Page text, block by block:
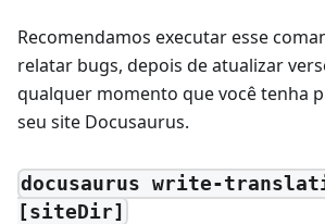
Recomendamos executar esse
relatar bugs, depois de atualizar
qualquer momento que você tenha
seu site Docusaurus.
docusaurus write-
[siteDir]